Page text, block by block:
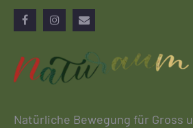
Natürliche Bewegung für Gross